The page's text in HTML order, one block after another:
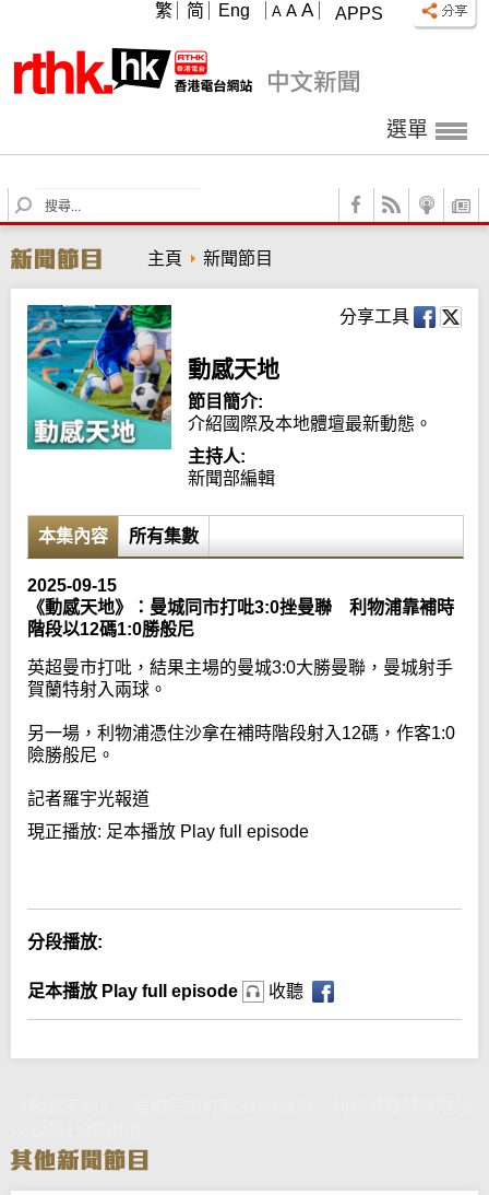
APPS
A A A
繁 简 Eng
選單
S
e
r
c
h
主頁 新聞節目
分享工具
動感天地
節目簡介:
介紹國際及本地體壇最新動態。
主持人:
新聞部編輯
本集內容 所有集數
2025-09-15
《動感天地》：曼城同市打吡3:0挫曼聯 利物浦靠補時
階段以12碼1:0勝般尼
英超曼市打吡，結果主場的曼城3:0大勝曼聯，曼城射手
賀蘭特射入兩球。
另一場，利物浦憑住沙拿在補時階段射入12碼，作客1:0
險勝般尼。
記者羅宇光報道
現正播放: 足本播放 Play full episode
分段播放:
足本播放 Play full episode 收聽